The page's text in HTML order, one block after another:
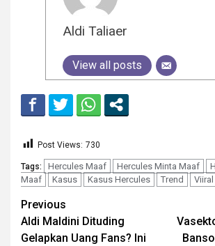
Aldi Taliaer
View all posts
Post Views: 730
Tags: Hercules Maaf Hercules Minta Maaf
Maaf
Kasus Kasus Hercules Trend Viiral
Continue
Reading
Previous
Aldi Maldini Dituding
Gelapkan Uang Fans? Ini